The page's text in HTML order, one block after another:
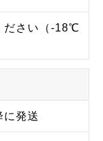
ださい（-18℃
に発送